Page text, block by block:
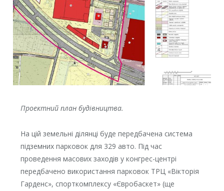
Проектний план будівництва.
На цій земельні ділянці буде передбачена система
підземних парковок для 329 авто. Під час
проведення масових заходів у конгрес-центрі
передбачено використання парковок ТРЦ «Вікторія
Гарденс», спорткомплексу «Євробаскет» (ще